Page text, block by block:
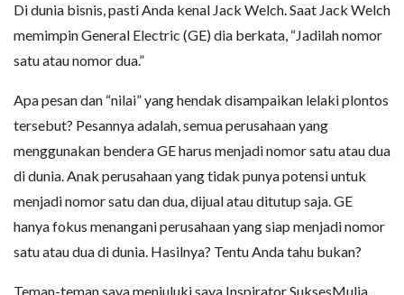
Di dunia bisnis, pasti Anda kenal Jack Welch. Saat Jack Welch
memimpin General Electric (GE) dia berkata, “Jadilah nomor
satu atau nomor dua.”
Apa pesan dan “nilai” yang hendak disampaikan lelaki plontos
tersebut? Pesannya adalah, semua perusahaan yang
menggunakan bendera GE harus menjadi nomor satu atau dua
di dunia. Anak perusahaan yang tidak punya potensi untuk
menjadi nomor satu dan dua, dijual atau ditutup saja. GE
hanya fokus menangani perusahaan yang siap menjadi nomor
satu atau dua di dunia. Hasilnya? Tentu Anda tahu bukan?
Teman-teman saya menjuluki saya Inspirator SuksesMulia.